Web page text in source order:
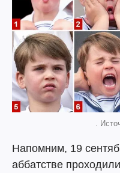
.
Напомним, 19
аббатстве